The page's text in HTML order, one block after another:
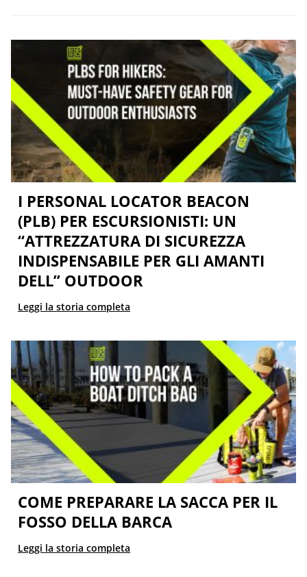
I PERSONAL LOCATOR BEACON
(PLB) PER ESCURSIONISTI: UN
“ATTREZZATURA DI SICUREZZA
INDISPENSABILE PER GLI AMANTI
DELL” OUTDOOR
Leggi la storia completa
COME PREPARARE LA SACCA PER IL
FOSSO DELLA BARCA
Leggi la storia completa